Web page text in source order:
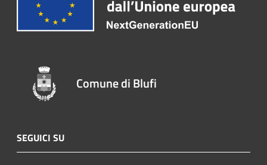
Comune di Blufi
SEGUICI SU